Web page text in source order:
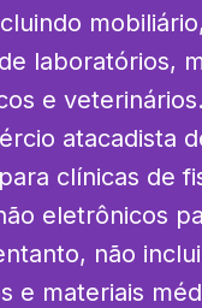
mobiliário,
laboratórios,
e
atacadista
clínicas de
eletrônicos
não
e materiais